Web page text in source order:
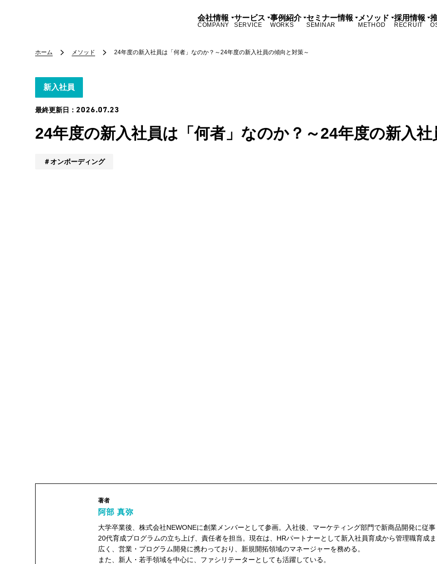
会社情報
COMPANY
サービス
SERVICE
事例紹介
WORKS
セミナー情報
SEMINAR
メソッド
METHOD
採用情報
RECRUIT
ホーム メソッド 24年度の新入社員は「何者」なのか？～24年度の新入社員の傾向と対策～
新入社員
最終更新日： 2026.07.23
24年度の新入社員は「何者」なのか？～24年度の新入
オンボーディング
著者
阿部 真弥
大学卒業後、株式会社NEWONEに創業メンバーとして参画。入社後、マーケティング部門で新商品開発に従事
20代育成プログラムの立ち上げ、責任者を担当。現在は、HRパートナーとして新入社員育成から管理職育成
広く、営業・プログラム開発に携わっており、新規開拓領域のマネージャーを務める。
また、新人・若手領域を中心に、ファシリテーターとしても活躍している。